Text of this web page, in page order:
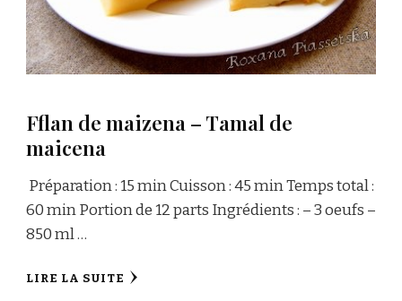
Fflan de maizena – Tamal de
maicena
Préparation : 15 min Cuisson : 45 min Temps total :
60 min Portion de 12 parts Ingrédients : – 3 oeufs –
850 ml …
LIRE LA SUITE